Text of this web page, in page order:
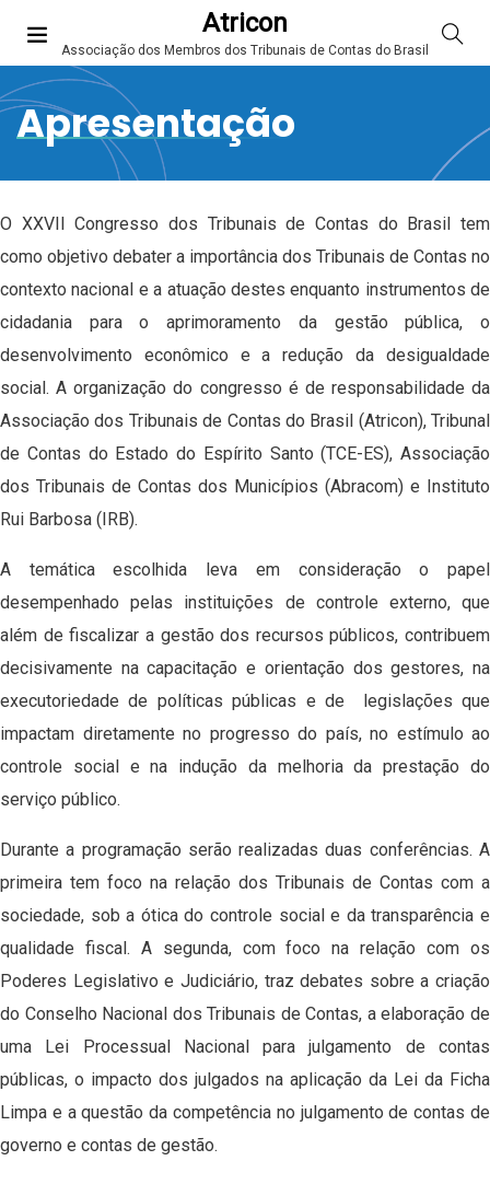
Atricon
Associação dos Membros dos Tribunais de Contas do Brasil
Apresentação
O XXVII Congresso dos Tribunais de Contas do Brasil tem
como objetivo debater a importância dos Tribunais de Contas no
contexto nacional e a atuação destes enquanto instrumentos de
cidadania para o aprimoramento da gestão pública, o
desenvolvimento econômico e a redução da desigualdade
social. A organização do congresso é de responsabilidade da
Associação dos Tribunais de Contas do Brasil (Atricon), Tribunal
de Contas do Estado do Espírito Santo (TCE-ES), Associação
dos Tribunais de Contas dos Municípios (Abracom) e Instituto
Rui Barbosa (IRB).
A temática escolhida leva em consideração o papel
desempenhado pelas instituições de controle externo, que
além de fiscalizar a gestão dos recursos públicos, contribuem
decisivamente na capacitação e orientação dos gestores, na
executoriedade de políticas públicas e de legislações que
impactam diretamente no progresso do país, no estímulo ao
controle social e na indução da melhoria da prestação do
serviço público.
Durante a programação serão realizadas duas conferências. A
primeira tem foco na relação dos Tribunais de Contas com a
sociedade, sob a ótica do controle social e da transparência e
qualidade fiscal. A segunda, com foco na relação com os
Poderes Legislativo e Judiciário, traz debates sobre a criação
do Conselho Nacional dos Tribunais de Contas, a elaboração de
uma Lei Processual Nacional para julgamento de contas
públicas, o impacto dos julgados na aplicação da Lei da Ficha
Limpa e a questão da competência no julgamento de contas de
governo e contas de gestão.